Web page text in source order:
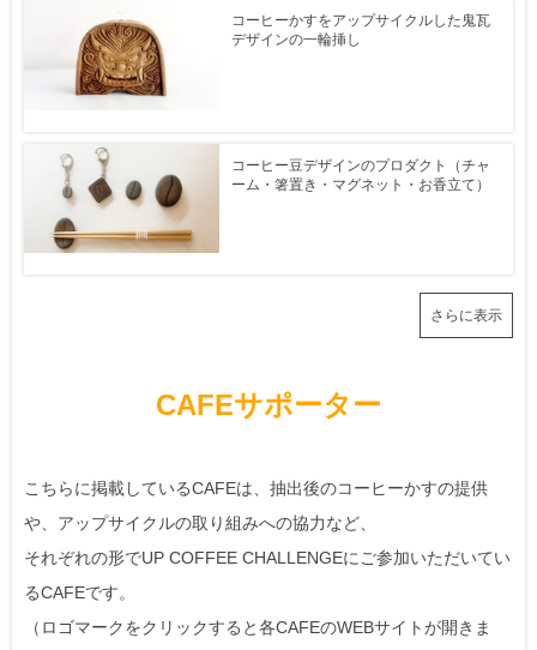
コーヒーかすをアップサイクルした鬼瓦
デザインの一輪挿し
コーヒー豆デザインのプロダクト（チャ
ーム・箸置き・マグネット・お香立て）
さらに表示
CAFEサポーター
こちらに掲載しているCAFEは、抽出後のコーヒーかすの提供
や、アップサイクルの取り組みへの協力など、
それぞれの形でUP COFFEE CHALLENGEにご参加いただいてい
るCAFEです。
（ロゴマークをクリックすると各CAFEのWEBサイトが開きま